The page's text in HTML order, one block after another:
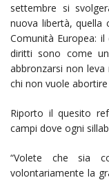
settembre si
nuova libertà, quella
Comunità Europea:
diritti sono come
abbronzarsi non
chi non vuole
Riporto il quesito
campi dove ogni
“Volete che sia
volontariamente la